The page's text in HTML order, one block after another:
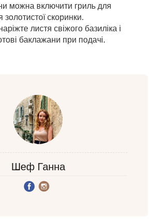
можна включити гриль для
скоринки.
листя свіжого базиліка і
баклажани при подачі.
Шеф Ганна